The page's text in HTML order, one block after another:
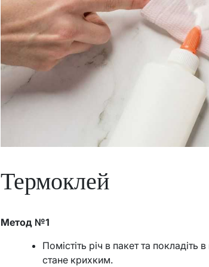
Термоклей
Метод №1
Помістіть річ в пакет та
стане крихким.